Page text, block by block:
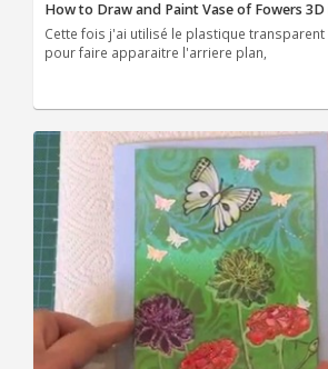
How to Draw and Paint Vase of Fowers
Cette fois j'ai utilisé le plastique
pour faire apparaitre l'arriere plan,